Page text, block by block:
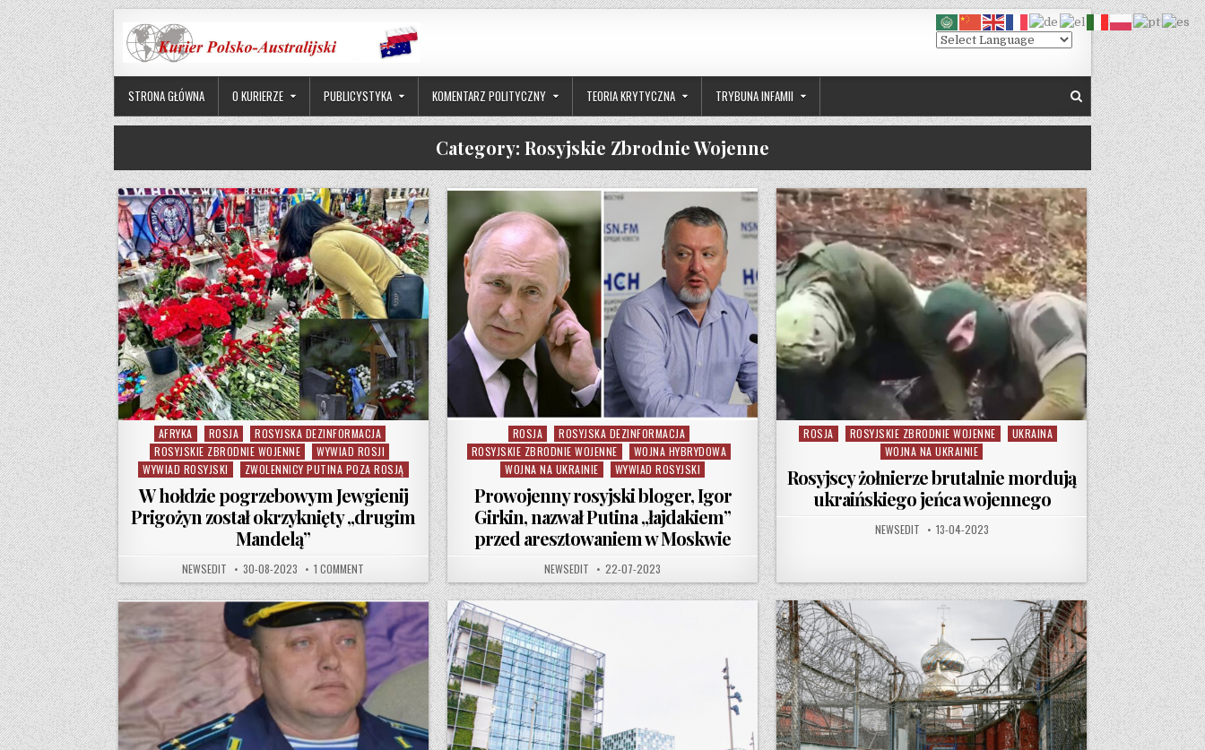
Skip to content
STRONA GŁÓWNA O KURIERZE PUBLICYSTYKA KOMENTARZ POLITYCZNY TEORIA KRYTYCZNA TRYBUNA INFAMII
Category: Rosyjskie Zbrodnie Wojenne
Posted in
AFRYKA ROSJA
ROSYJSKA DEZINFORMACJA
ROSYJSKIE ZBRODNIE WOJENNE
WYWIAD ROSJI
WYWIAD ROSYJSKI
ZWOLENNICY PUTINA POZA ROSJĄ
W hołdzie pogrzebowym Jewgienij
Prigożyn został okrzyknięty „drugim
Mandelą”
AUTHOR:
NEWSEDIT PUBLISHED DATE:
30-08-2023 1 COMMENT ON W HOŁDZIE POGRZEBOWYM JEWGIENIJ PRIGOŻYN ZOSTAŁ OKRZYKNIĘTY „DRUGIM MANDELĄ”
Posted in
ROSJA
ROSYJSKA DEZINFORMACJA
ROSYJSKIE ZBRODNIE WOJENNE
WOJNA HYBRYDOWA
WOJNA NA UKRAINIE
WYWIAD ROSYJSKI
Prowojenny rosyjski bloger, Igor
Girkin, nazwał Putina „łajdakiem”
przed aresztowaniem w Moskwie
AUTHOR:
NEWSEDIT PUBLISHED DATE:
22-07-2023
Posted in
ROSJA ROSYJSKIE ZBRODNIE WOJENNE
UKRAINA
WOJNA NA UKRAINIE
Rosyjscy żołnierze brutalnie mordują
ukraińskiego jeńca wojennego
AUTHOR:
NEWSEDIT PUBLISHED DATE:
13-04-2023